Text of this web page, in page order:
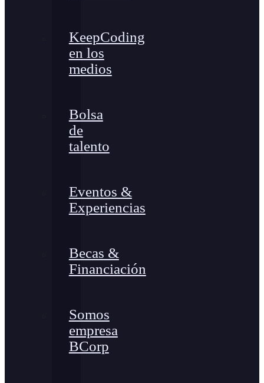
KeepCoding
en los
medios
Bolsa
de
talento
Eventos &
Experiencias
Becas &
Financiación
Somos
empresa
BCorp